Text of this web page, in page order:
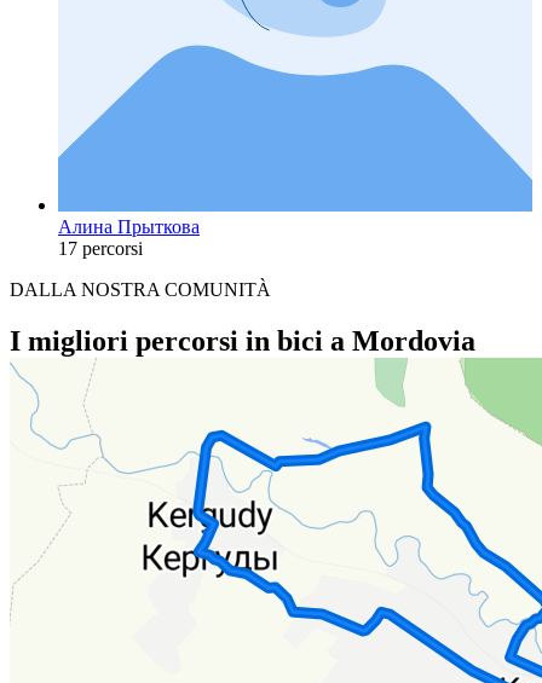
Алина Прыткова
17 percorsi
DALLA NOSTRA COMUNITÀ
I migliori percorsi in bici a Mordovia